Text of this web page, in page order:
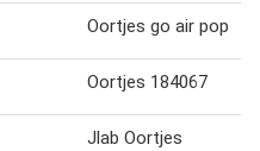
Oortjes go air pop
Oortjes 184067
Jlab Oortjes